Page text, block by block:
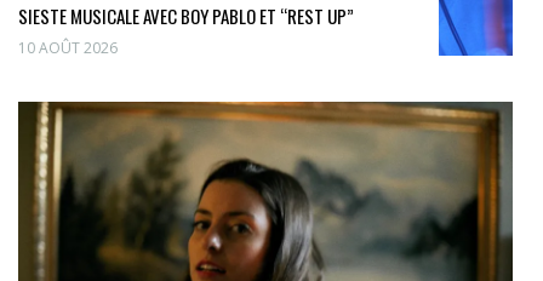
SIESTE MUSICALE AVEC BOY PABLO ET “REST UP”
10 AOÛT 2026